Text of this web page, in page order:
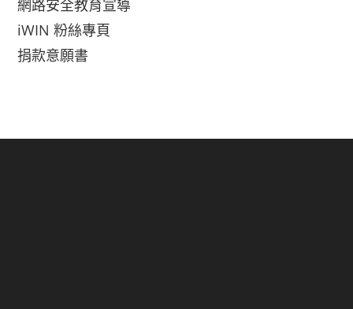
網路安全教育宣導
iWIN 粉絲專頁
捐款意願書